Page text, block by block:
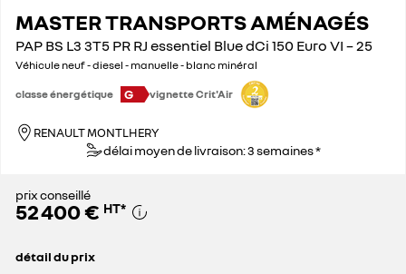
MASTER TRANSPORTS AMÉNAGÉS
PAP BS L3 3T5 PR RJ essentiel Blue dCi 150 Euro VI – 25
Véhicule neuf - diesel - manuelle - blanc minéral
classe énergétique G vignette Crit'Air
RENAULT MONTLHERY
délai moyen de livraison: 3 semaines *
prix conseillé
52 400 € HT*
détail du prix